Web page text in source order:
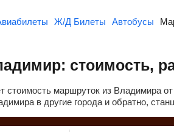
Ж/Д Билеты Автобусы
стоимость,
стоимость маршруток из Владимира
в другие города и обратно,